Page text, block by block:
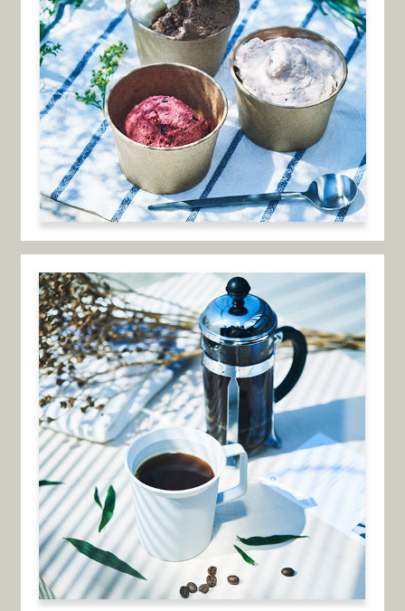
PRISM
Webdesign
北海道を代表する最新のテクノロジーを活用したエン
ランディングプロジェクトでウェブサイトのリニュー
アルを担当させていただきました。
Recommend
works